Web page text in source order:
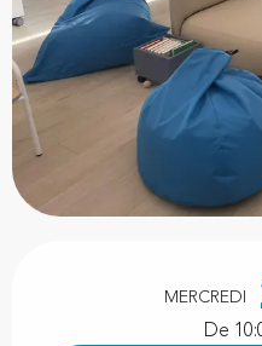
Ouverture et
MERCREDI
De